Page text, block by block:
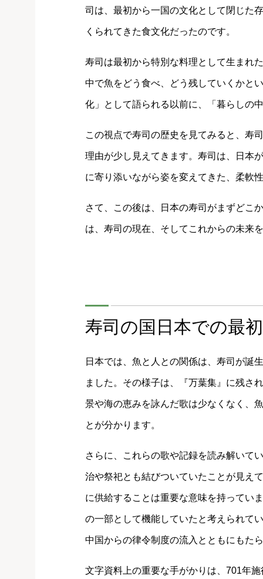
司は、最初から一国の文化として閉じた
くられてきた食文化だったのです。
寿司は最初から特別な料理として生まれ
中で魚をどう食べ、どう残していくかと
化」として語られる以前に、「暮らしの
この視点で寿司の歴史を見てみると、寿
理由が少し見えてきます。寿司は、日本
に寄り添いながら姿を変えてきた、柔軟
さて、この後は、日本の寿司がまずどこ
は、寿司の現在、そしてこれからの未来
寿司の国日本での最
日本では、魚と人との関係は、寿司が誕
ました。その様子は、『万葉集』に残さ
景や海の恵みを詠んだ歌は少なくなく、
とが分かります。
さらに、これらの歌や記録を読み解いて
治や祭祀とも結びついていたことが見え
に供給することは重要な意味を持ってい
の一部として機能していたと考えられて
中国からの律令制度の流入とともにもた
文字資料上の重要な手がかりは、701年